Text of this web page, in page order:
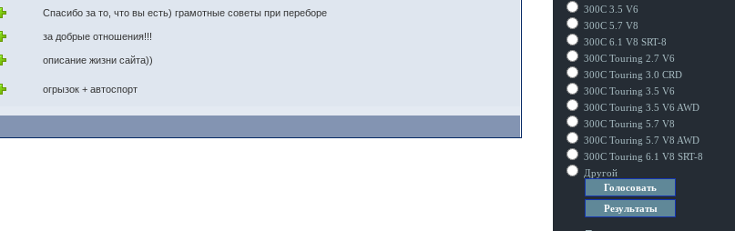
Спасибо за то, что вы есть) грамотные советы при переборе
за добрые отношения!!!
описание жизни сайта))
огрызок + автоспорт
300C 3.5 V6
300C 5.7 V8
300C 6.1 V8 SRT-8
300C Touring 2.7 V6
300C Touring 3.0 CRD
300C Touring 3.5 V6
300C Touring 3.5 V6 AWD
300C Touring 5.7 V8
300C Touring 5.7 V8 AWD
300C Touring 6.1 V8 SRT-8
Другой